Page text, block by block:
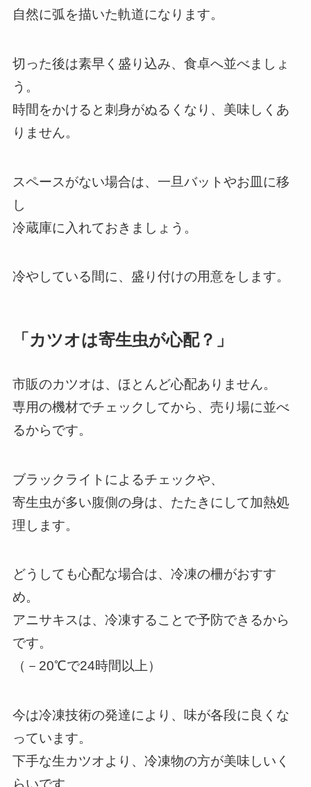
自然に弧を描いた軌道になります。
切った後は素早く盛り込み、食卓へ並べましょ
う。
時間をかけると刺身がぬるくなり、美味しくあ
りません。
スペースがない場合は、一旦バットやお皿に移
し
冷蔵庫に入れておきましょう。
冷やしている間に、盛り付けの用意をします。
「カツオは寄生虫が心配？」
市販のカツオは、ほとんど心配ありません。
専用の機材でチェックしてから、売り場に並べ
るからです。
ブラックライトによるチェックや、
寄生虫が多い腹側の身は、たたきにして加熱処
理します。
どうしても心配な場合は、冷凍の柵がおすす
め。
アニサキスは、冷凍することで予防できるから
です。
（－20℃で24時間以上）
今は冷凍技術の発達により、味が各段に良くな
っています。
下手な生カツオより、冷凍物の方が美味しいく
らいです。